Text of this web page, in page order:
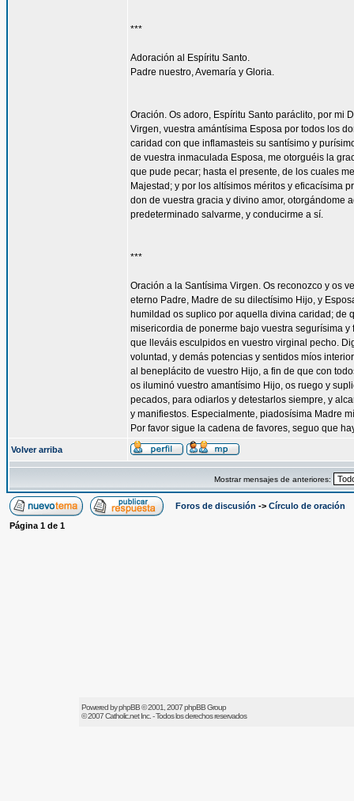
***
Adoración al Espíritu Santo.
Padre nuestro, Avemaría y Gloria.
Oración. Os adoro, Espíritu Santo paráclito, por mi
Virgen, vuestra amántísima Esposa por todos los
caridad con que inflamasteis su santísimo y
de vuestra inmaculada Esposa, me otorguéis la
que pude pecar; hasta el presente, de los cuales
Majestad; y por los altísimos méritos y eficacísima
don de vuestra gracia y divino amor, otorgándome
predeterminado salvarme, y conducirme a sí.
***
Oración a la Santísima Virgen. Os reconozco y os
eterno Padre, Madre de su dilectísimo Hijo, y
humildad os suplico por aquella divina caridad; de
misericordia de ponerme bajo vuestra segurísima
que lleváis esculpidos en vuestro virginal pecho.
voluntad, y demás potencias y sentidos míos
al beneplácito de vuestro Hijo, a fin de que con
os iluminó vuestro amantísimo Hijo, os ruego y
pecados, para odiarlos y detestarlos siempre, y
y manifiestos. Especialmente, piadosísima Madre
Por favor sigue la cadena de favores, seguo que
Volver arriba
Mostrar mensajes de anteriores:
Foros de discusión -> Círculo de oración
Página 1 de 1
Powered byphpBB© 2001, 2007 phpBB Group
© 2007Catholic.netInc. - Todos los derechos reservados